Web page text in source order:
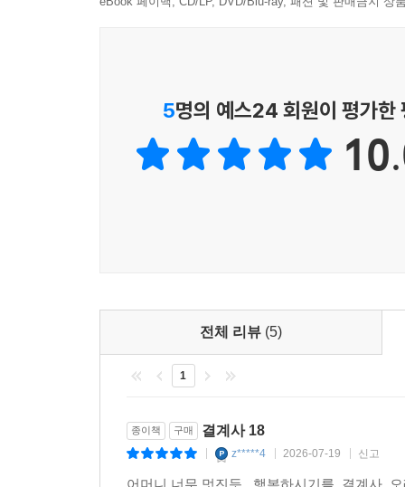
5명의 예스24 회원이 평가한
전체 리뷰 (5)
1
종이책 구매 결계사 18
z*****4 2026-07-19 신고
어머니 너무 멋진듯,, 행복하시기를,,결계사,